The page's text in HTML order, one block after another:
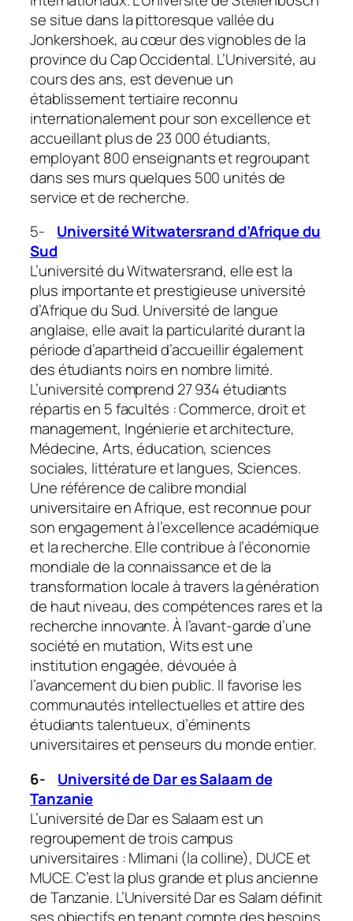
se situe dans la pittoresque vallée du
Jonkershoek, au cœur des vignobles de la
province du Cap Occidental. L’Université, au
cours des ans, est devenue un
établissement tertiaire reconnu
internationalement pour son excellence et
accueillant plus de 23 000 étudiants,
employant 800 enseignants et regroupant
dans ses murs quelques 500 unités de
service et de recherche.
5- Université Witwatersrand d’Afrique du
Sud
L’université du Witwatersrand, elle est la
plus importante et prestigieuse université
d’Afrique du Sud. Université de langue
anglaise, elle avait la particularité durant la
période d’apartheid d’accueillir également
des étudiants noirs en nombre limité.
L’université comprend 27 934 étudiants
répartis en 5 facultés : Commerce, droit et
management, Ingénierie et architecture,
Médecine, Arts, éducation, sciences
sociales, littérature et langues, Sciences.
Une référence de calibre mondial
universitaire en Afrique, est reconnue pour
son engagement à l’excellence académique
et la recherche. Elle contribue à l’économie
mondiale de la connaissance et de la
transformation locale à travers la génération
de haut niveau, des compétences rares et la
recherche innovante. À l’avant-garde d’une
société en mutation, Wits est une
institution engagée, dévouée à
l’avancement du bien public. Il favorise les
communautés intellectuelles et attire des
étudiants talentueux, d’éminents
universitaires et penseurs du monde entier.
6-
Université de Dar es Salaam de
Tanzanie
L’université de Dar es Salaam est un
regroupement de trois campus
universitaires : Mlimani (la colline), DUCE et
MUCE. C’est la plus grande et plus ancienne
de Tanzanie. L’Université Dar es Salam définit
ses objectifs en tenant compte des besoins